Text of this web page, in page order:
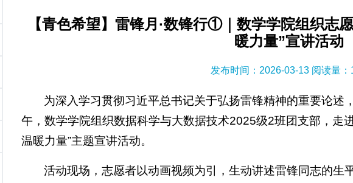
【青色希望】雷锋月·数锋行①｜数学学院组织志
暖力量”宣讲活动
发布时间：2026-03-13 阅读量：
为深入学习贯彻习近平总书记关于弘扬雷锋精神的重要论述
午，数学学院组织数据科学与大数据技术2025级2班团支部，走
温暖力量”主题宣讲活动。
活动现场，志愿者以动画视频为引，生动讲述雷锋同志的生